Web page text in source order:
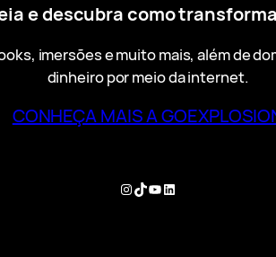
e descubra como
imersões e muito mais, além de
dinheiro por meio da internet.
CONHEÇA MAIS A
Instagram
TikTok
YouTube
LinkedIn